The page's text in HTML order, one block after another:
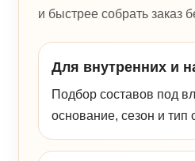
и быстрее собрать заказ
Для внутренних и
Подбор составов под
основание, сезон и тип